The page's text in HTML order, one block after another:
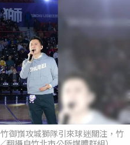
御嵿攻城獅隊引來球迷關注，竹